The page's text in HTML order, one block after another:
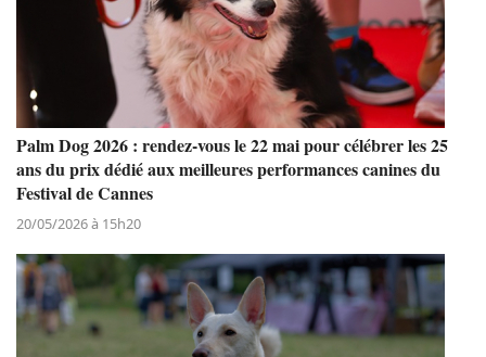
Palm Dog 2026 : rendez-vous le 22 mai pour célébrer les 25
ans du prix dédié aux meilleures performances canines du
Festival de Cannes
20/05/2026 à 15h20